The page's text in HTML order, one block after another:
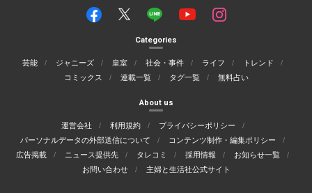
Categories
芸能 ジャニーズ 皇室 社会・事件 ライフ
トレンド
コミックス
連載一覧 タグ一覧 無料占い
About us
運営会社 利用規約
プライバシーポリシー
パーソナルデータの外部送信について
コンテンツ制作・編集ポリシー
広告掲載
ニュース提供先 タレコミ 採用情報
お知らせ一覧
お問い合わせ
主婦と生活社公式サイト